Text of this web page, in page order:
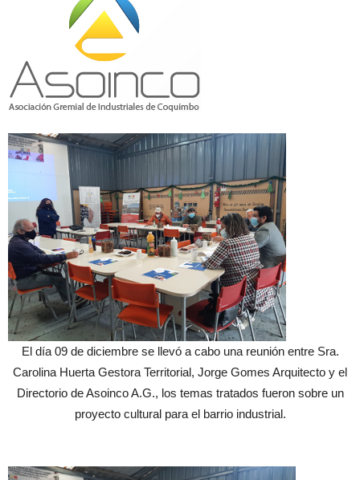
El día 09 de diciembre se llevó a cabo una reunión entre Sra.
Carolina Huerta Gestora Territorial, Jorge Gomes Arquitecto y el
Directorio de Asoinco A.G., los temas tratados fueron sobre un
proyecto cultural para el barrio industrial.